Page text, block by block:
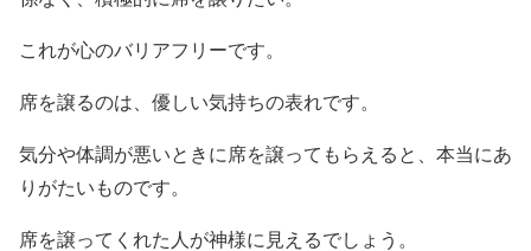
これが心のバリアフリーです。
席を譲るのは、優しい気持ちの表れです。
気分や体調が悪いときに席を譲ってもらえると、本当にあ
りがたいものです。
席を譲ってくれた人が神様に見えるでしょう。